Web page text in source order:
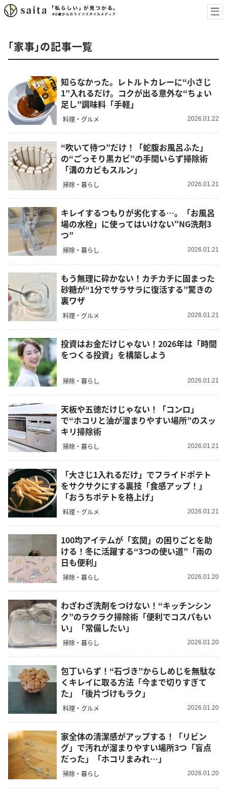
「家事」の記事一覧
知らなかった。レトルトカレーに“小さじ
1”入れるだけ。コクが出る意外な“ちょい
足し”調味料「手軽」
料理・グルメ 2026.01.22
“吹いて待つ”だけ！「蛇腹お風呂ふた」
の“ごっそり黒カビ”の手間いらず掃除術
「溝のカビもスルン」
掃除・暮らし 2026.01.21
キレイするつもりが劣化する…。「お風呂
場の水栓」に使ってはいけない“NG洗剤3
つ”
掃除・暮らし 2026.01.21
もう無理に砕かない！カチカチに固まった
砂糖が“1分でサラサラに復活する”驚きの
裏ワザ
料理・グルメ 2026.01.21
投資はお金だけじゃない！2026年は「時間
をつくる投資」を構築しよう
掃除・暮らし 2026.01.21
天板や五徳だけじゃない！「コンロ」
で“ホコリと油が溜まりやすい場所”のスッ
キリ掃除術
掃除・暮らし 2026.01.21
「大さじ1入れるだけ」でフライドポテト
をサクサクにする裏技「食感アップ！」
「おうちポテトを格上げ」
料理・グルメ 2026.01.21
100均アイテムが「玄関」の困りごとを助
ける！冬に活躍する“3つの使い道”「雨の
日も便利」
掃除・暮らし 2026.01.20
わざわざ洗剤をつけない！“キッチンシン
ク”のラクラク掃除術「便利でコスパもい
い」「常備したい」
掃除・暮らし 2026.01.20
包丁いらず！“石づき”からしめじを無駄な
くキレイに取る方法「今まで切りすぎて
た」「後片づけもラク」
料理・グルメ 2026.01.20
家全体の清潔感がアップする！「リビン
グ」で汚れが溜まりやすい場所3つ「盲点
だった」「ホコリまみれ…」
掃除・暮らし 2026.01.20